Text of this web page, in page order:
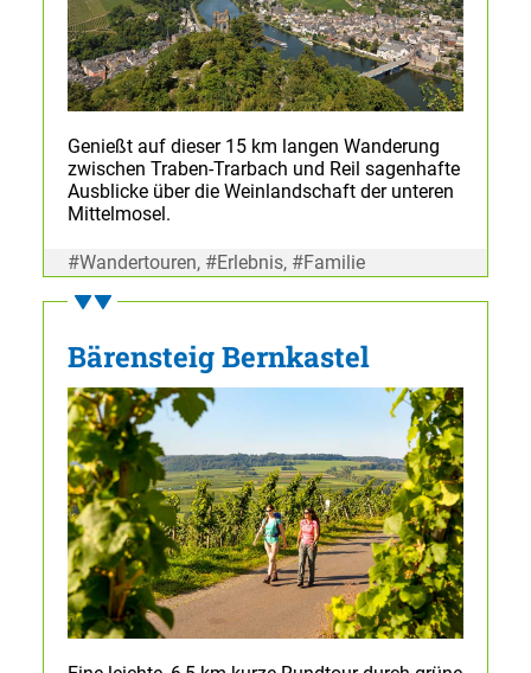
Genießt auf dieser 15 km langen Wanderung
zwischen Traben-Trarbach und Reil sagenhafte
Ausblicke über die Weinlandschaft der unteren
Mittelmosel.
#Wandertouren, #Erlebnis, #Familie
Bärensteig Bernkastel